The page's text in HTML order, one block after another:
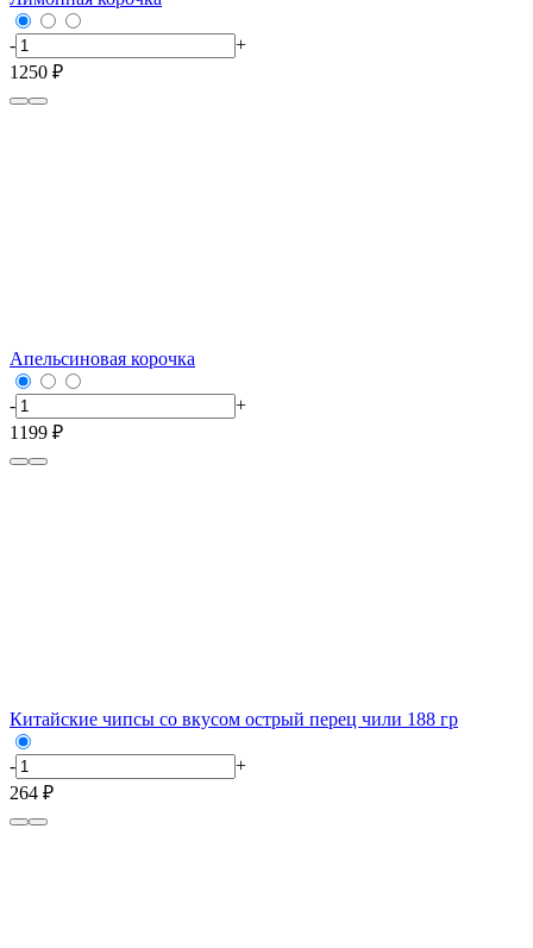
-
+
1250 ₽
Апельсиновая корочка
-
+
1199 ₽
Китайские чипсы со вкусом острый перец чили 188 гр
-
+
264 ₽